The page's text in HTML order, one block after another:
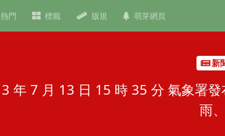
熱門 標籤 版規 萌芽網頁
新
年 7 月 13 日 15 時 35 分 氣象署
雨